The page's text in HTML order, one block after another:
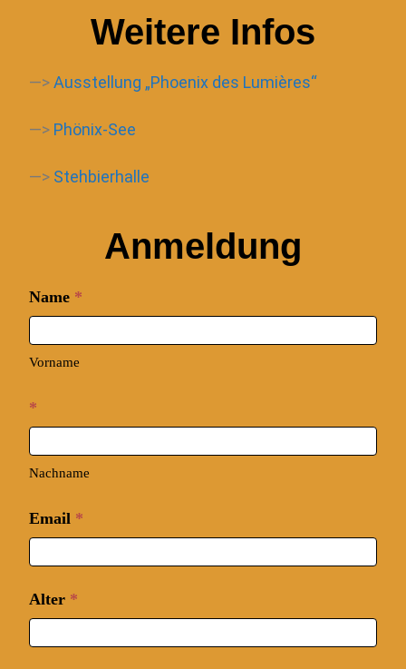
Weitere Infos
—>Ausstellung „Phoenix des Lumières“
—> Phönix-See
—> Stehbierhalle
Anmeldung
Anmeldung
Name *
Vorname
*
Nachname
Email *
Alter *